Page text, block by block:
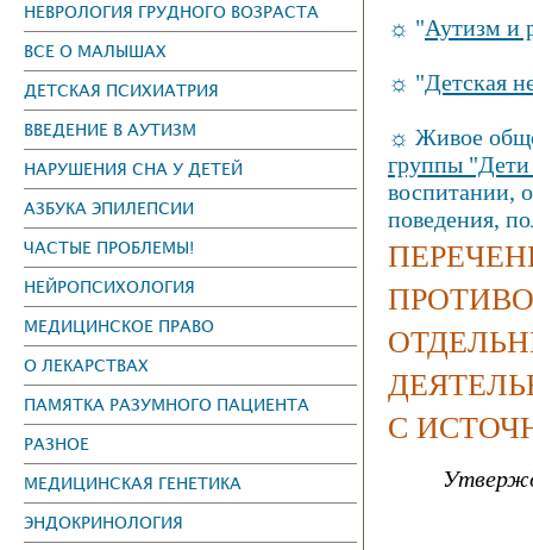
НЕВРОЛОГИЯ ГРУДНОГО ВОЗРАСТА
ВСЕ О МАЛЫШАХ
ДЕТСКАЯ ПСИХИАТРИЯ
ВВЕДЕНИЕ В АУТИЗМ
НАРУШЕНИЯ СНА У ДЕТЕЙ
АЗБУКА ЭПИЛЕПСИИ
ЧАСТЫЕ ПРОБЛЕМЫ!
НЕЙРОПСИХОЛОГИЯ
МЕДИЦИНСКОЕ ПРАВО
О ЛЕКАРСТВАХ
ПАМЯТКА РАЗУМНОГО ПАЦИЕНТА
РАЗНОЕ
МЕДИЦИНСКАЯ ГЕНЕТИКА
ЭНДОКРИНОЛОГИЯ
☼ "Аутизм и
☼ "Детская
☼ Живое
группы
воспитании,
поведения,
С